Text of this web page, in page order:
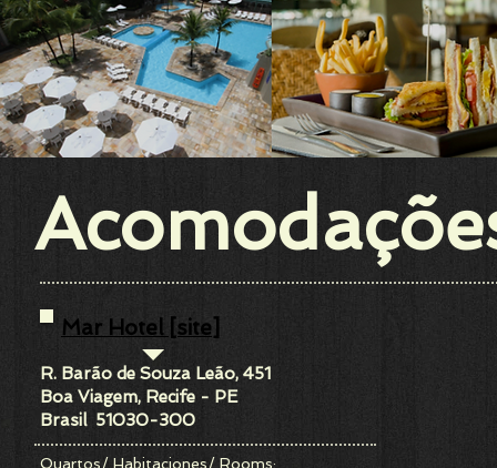
R. Barão de Souza Leão, 451
Boa Viagem, Recife - PE
Brasil 51030-300
Quartos/ Habitaciones/ Rooms:
Mar Hotel [site]